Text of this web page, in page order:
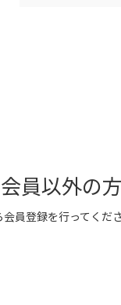
員以外の方
員登録を行ってくださ